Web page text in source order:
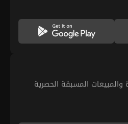
المسبقة الحصرية